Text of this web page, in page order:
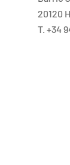
20120
T. +34